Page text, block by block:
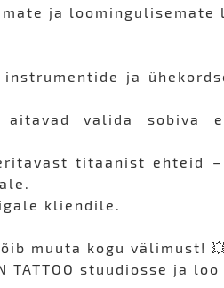
ja loomingulisemate
ja
valida sobiva
titaanist ehteid
kliendile.
muuta kogu välimust!
TATTOO stuudiosse ja